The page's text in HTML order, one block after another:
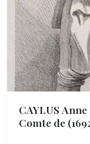
CAYLUS
Comte de